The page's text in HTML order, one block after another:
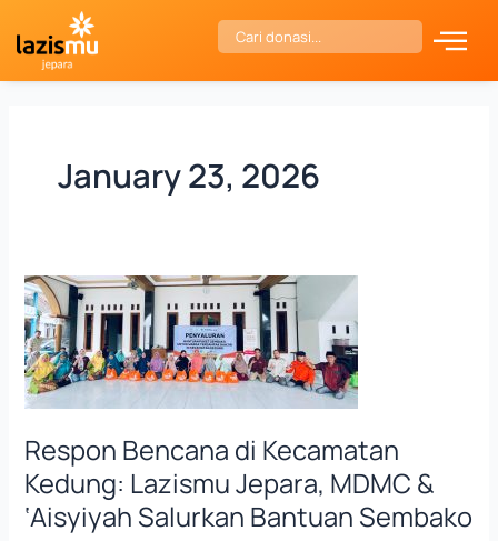
content
Search
January 23, 2026
Respon Bencana di Kecamatan
Kedung: Lazismu Jepara, MDMC &
‘Aisyiyah Salurkan Bantuan Sembako
Respon
Bencana
di
Kecamatan
Kedung:
Jepara,
MDMC
‘Aisyiyah